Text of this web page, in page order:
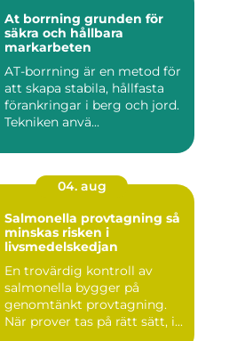
At borrning grunden för
säkra och hållbara
markarbeten
AT-borrning är en metod för
att skapa stabila, hållfasta
förankringar i berg och jord.
Tekniken anvä...
04. aug
Salmonella provtagning så
minskas risken i
livsmedelskedjan
En trovärdig kontroll av
salmonella bygger på
genomtänkt provtagning.
När prover tas på rätt sätt, i...